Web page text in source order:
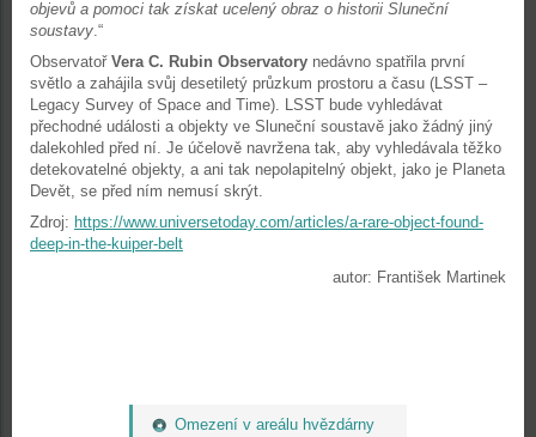
Omezení v areálu hvězdárny
objevů a pomoci tak získat ucelený obraz o historii Sluneční
soustavy.“
Observatoř Vera C. Rubin Observatory nedávno spatřila první
světlo a zahájila svůj desetiletý průzkum prostoru a času (LSST –
Legacy Survey of Space and Time). LSST bude vyhledávat
přechodné události a objekty ve Sluneční soustavě jako žádný jiný
dalekohled před ní. Je účelově navržena tak, aby vyhledávala těžko
detekovatelné objekty, a ani tak nepolapitelný objekt, jako je Planeta
Devět, se před ním nemusí skrýt.
Zdroj: https://www.universetoday.com/articles/a-rare-object-found-
deep-in-the-kuiper-belt
autor: František Martinek